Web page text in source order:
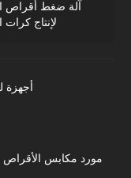
آلة ضغط أقراص
لإنتاج كرات
أجهزة
مورد مكابس الأقراص